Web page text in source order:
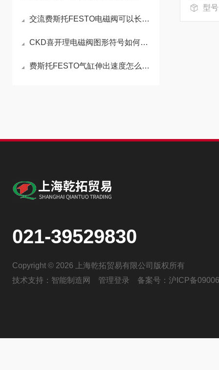
交流费斯托FESTO电磁阀可以长时间持续通电工作吗
CKD喜开理电磁阀图形符号如何区分常开和常闭状态
费斯托FESTO气缸伸出速度怎么变快
型
021-39529830
Copyright © 2026 上海乾拓贸易有限公司版权所有
技术支持： 智能制造网 管理登录 备案号： 沪ICP备